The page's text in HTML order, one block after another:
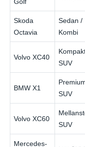
Skoda
Octavia
Sedan /
Kombi
Volvo XC40
SUV
BMW X1
SUV
Volvo XC60
SUV
Mercedes-